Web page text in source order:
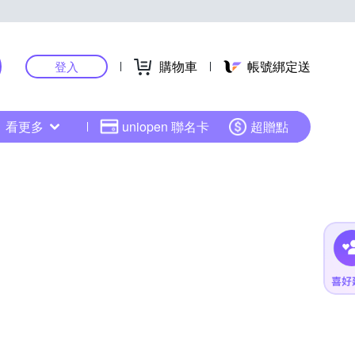
登入 購物車 帳號綁定送
看更多 uniopen 聯名卡 超贈點